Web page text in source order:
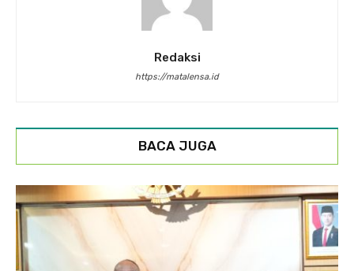
Redaksi
https://matalensa.id
BACA JUGA